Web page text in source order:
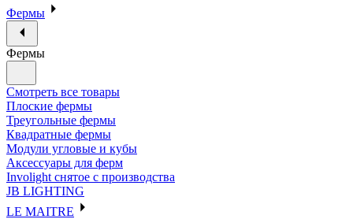
Фермы
Фермы
Смотреть все товары
Плоские фермы
Треугольные фермы
Квадратные фермы
Модули угловые и кубы
Аксессуары для ферм
Involight снятое с производства
JB LIGHTING
LE MAITRE